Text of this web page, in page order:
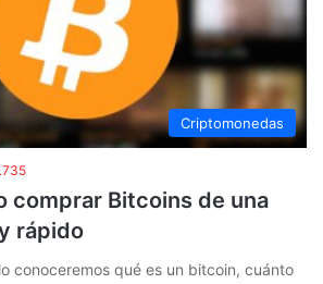
Criptomonedas
comprar Bitcoins de una
rápido
conoceremos qué es un bitcoin, cuánto